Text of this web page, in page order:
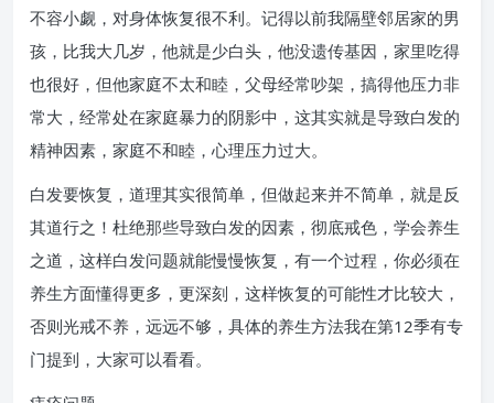
不容小觑，对身体恢复很不利。记得以前我隔壁邻居家的男
孩，比我大几岁，他就是少白头，他没遗传基因，家里吃得
也很好，但他家庭不太和睦，父母经常吵架，搞得他压力非
常大，经常处在家庭暴力的阴影中，这其实就是导致白发的
精神因素，家庭不和睦，心理压力过大。
白发要恢复，道理其实很简单，但做起来并不简单，就是反
其道行之！杜绝那些导致白发的因素，彻底戒色，学会养生
之道，这样白发问题就能慢慢恢复，有一个过程，你必须在
养生方面懂得更多，更深刻，这样恢复的可能性才比较大，
否则光戒不养，远远不够，具体的养生方法我在第12季有专
门提到，大家可以看看。